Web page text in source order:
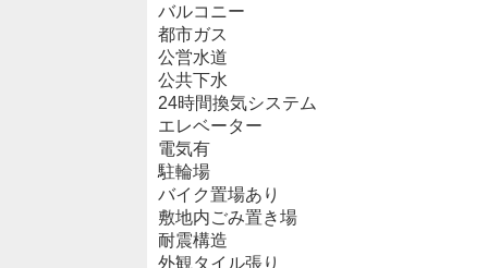
バルコニー
都市ガス
公営水道
公共下水
24時間換気システム
エレベーター
電気有
駐輪場
バイク置場あり
敷地内ごみ置き場
耐震構造
外観タイル張り